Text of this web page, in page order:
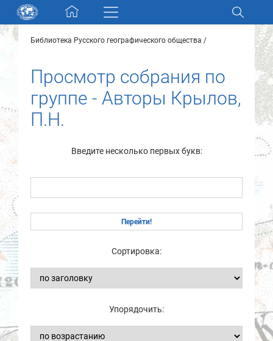
Skip navigation
Разделы и коллекции
Электронный каталог
Новости
О нас
Контакты
Партнеры
Найти
Библиотека Русского географического общества
Просмотр собрания по
группе - Авторы Крылов,
П.Н.
Введите несколько первых букв:
Сортировка:
Упорядочить: